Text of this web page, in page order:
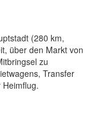
(280 km,
über den Markt von
zu
Transfer